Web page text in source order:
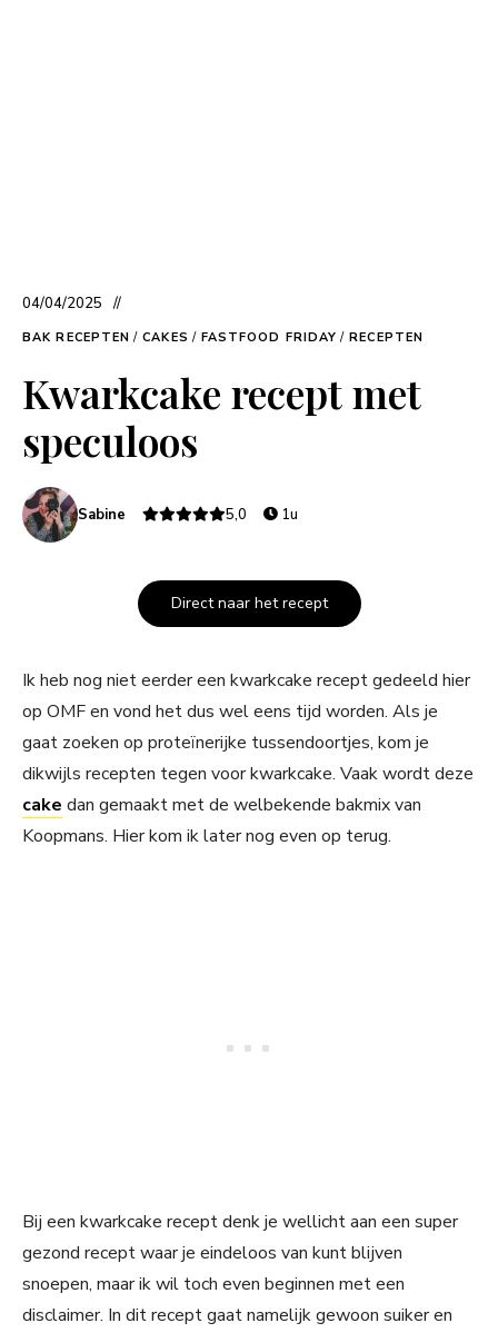
04/04/2025
BAK RECEPTEN / CAKES / FASTFOOD FRIDAY / RECEPTEN
Kwarkcake recept met
speculoos
Sabine 5,0 1u
Direct naar het recept
Ik heb nog niet eerder een kwarkcake recept gedeeld hier
op OMF en vond het dus wel eens tijd worden. Als je
gaat zoeken op proteïnerijke tussendoortjes, kom je
dikwijls recepten tegen voor kwarkcake. Vaak wordt deze
cake dan gemaakt met de welbekende bakmix van
Koopmans. Hier kom ik later nog even op terug.
Bij een kwarkcake recept denk je wellicht aan een super
gezond recept waar je eindeloos van kunt blijven
snoepen, maar ik wil toch even beginnen met een
disclaimer. In dit recept gaat namelijk gewoon suiker en